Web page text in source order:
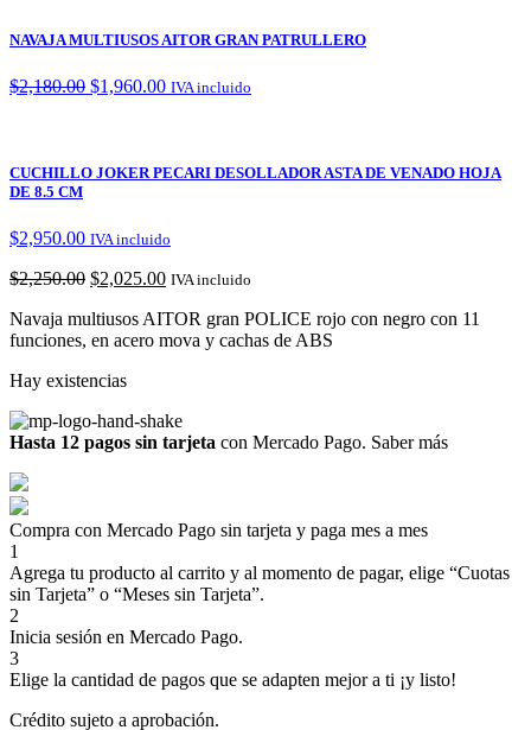
NAVAJA MULTIUSOS AITOR GRAN PATRULLERO
$2,180.00 $1,960.00 IVA incluido
CUCHILLO JOKER PECARI DESOLLADOR ASTA DE VENADO HOJA
DE 8.5 CM
$2,950.00 IVA incluido
$2,250.00 $2,025.00 IVA incluido
Navaja multiusos AITOR gran POLICE rojo con negro con 11
funciones, en acero mova y cachas de ABS
Hay existencias
Hasta 12 pagos sin tarjeta con Mercado Pago. Saber más
Compra con Mercado Pago sin tarjeta y paga mes a mes
1
Agrega tu producto al carrito y al momento de pagar, elige “Cuotas
sin Tarjeta” o “Meses sin Tarjeta”.
2
Inicia sesión en Mercado Pago.
3
Elige la cantidad de pagos que se adapten mejor a ti ¡y listo!
Crédito sujeto a aprobación.